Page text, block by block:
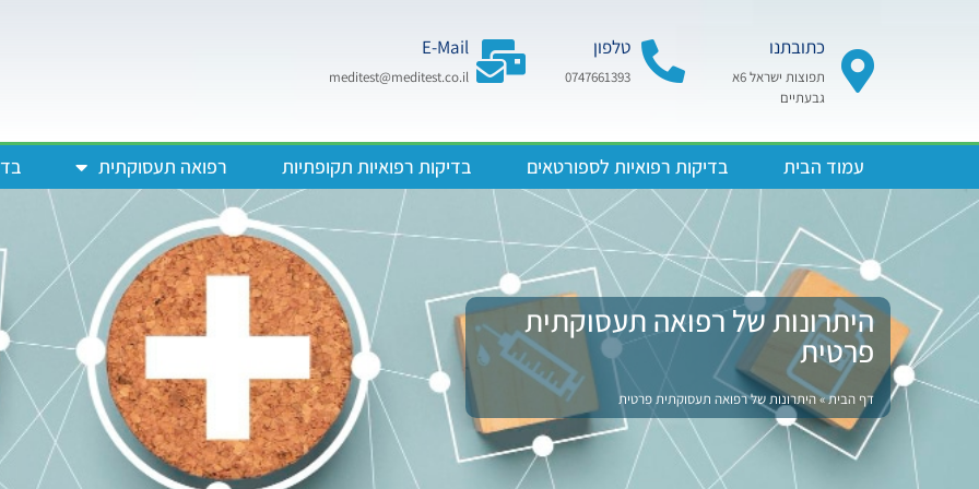
כתובתנו
תפוצות ישראל 6א
גבעתיים
טלפון
0747661393
E-Mail
meditest@meditest.co.il
עמוד הבית בדיקות רפואיות לספורטאים בדיקות רפואיות תקופתיות רפואה תעסוקתית
היתרונות של רפואה תעסוקתית
פרטית
דף הבית»היתרונות של רפואה תעסוקתית פרטית